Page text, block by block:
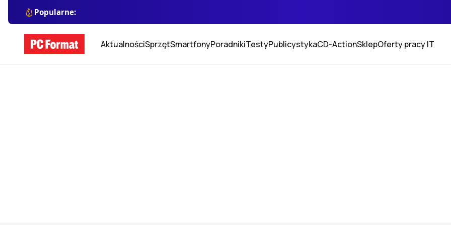
Popularne:
AktualnościSprzętSmartfonyPoradnikiTestyPublicystykaCD-ActionSklepOferty pracy IT